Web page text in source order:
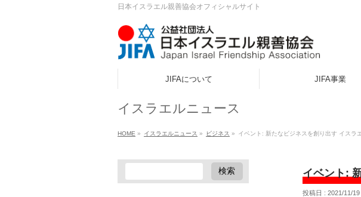
日本イスラエル親善協会オフィシャルサイト
JIFAについて JIFA事業
イスラエルニュース
HOME » イスラエルニュース » ビジネス » イベント: 新たなビジネスを創り出す イスラ
イベント:
投稿日 : 2021/11/19